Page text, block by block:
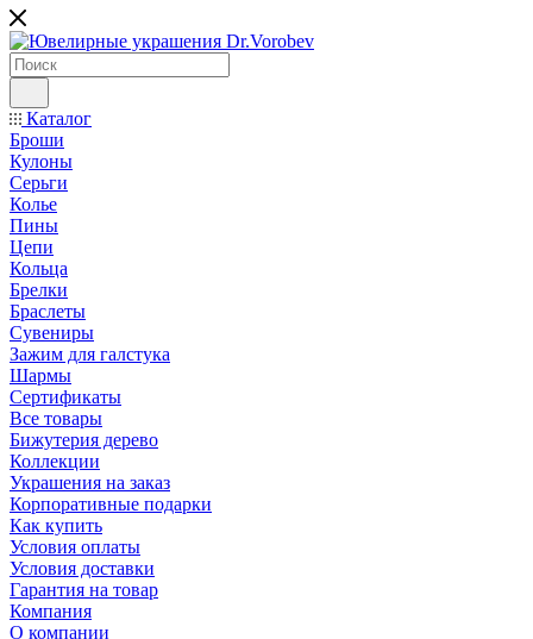
Каталог
Броши
Кулоны
Серьги
Колье
Пины
Цепи
Кольца
Брелки
Браслеты
Сувениры
Зажим для галстука
Шармы
Сертификаты
Все товары
Бижутерия дерево
Коллекции
Украшения на заказ
Корпоративные подарки
Как купить
Условия оплаты
Условия доставки
Гарантия на товар
Компания
О компании